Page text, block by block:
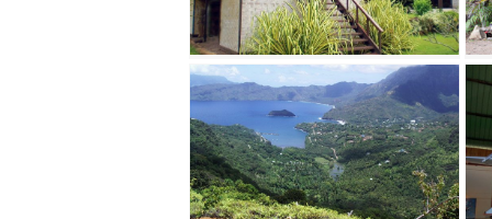
Baie de Ta’aoa, dîte Baie des
traitres à Atuona, Hiva Oa